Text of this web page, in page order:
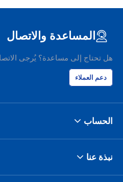
المساعدة والاتصال
هل تحتاج إلى مساعدة؟ يُرجى
دعم العملاء
الحساب
نبذة عنا